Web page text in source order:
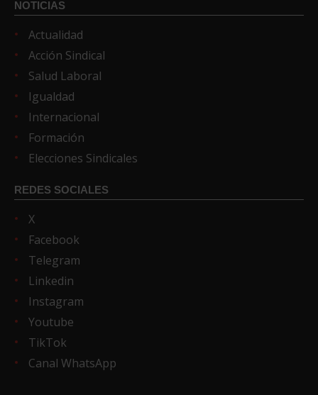
NOTICIAS
Actualidad
Acción Sindical
Salud Laboral
Igualdad
Internacional
Formación
Elecciones Sindicales
REDES SOCIALES
X
Facebook
Telegram
Linkedin
Instagram
Youtube
TikTok
Canal WhatsApp